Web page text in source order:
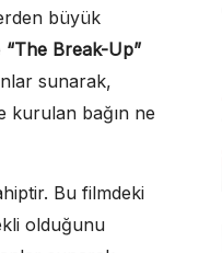
büyük
“The Break-Up”
sunarak,
kurulan bağın ne
Bu filmdeki
olduğunu